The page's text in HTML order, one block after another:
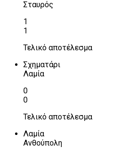
Σταυρός
1
1
Τελικό αποτέλεσμα
Σχηματάρι
Λαμία
0
0
Τελικό αποτέλεσμα
Λαμία
Ανθούπολη